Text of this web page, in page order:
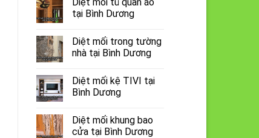
tại Bình Dương
Diệt mối trong tường
nhà tại Bình Dương
Diệt mối kệ TIVI tại
Bình Dương
Diệt mối khung bao
cửa tại Bình Dương